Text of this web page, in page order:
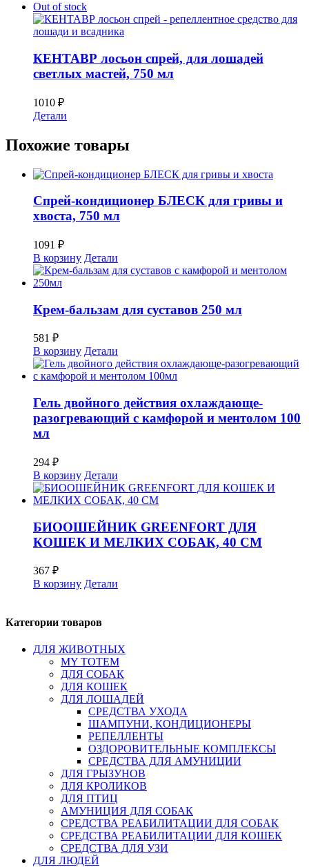
Out of stock
КЕНТАВР лосьон спрей, для лошадей
светлых мастей, 750 мл
1010 ₽
Детали
Похожие товары
Спрей-кондиционер БЛЕСК для гривы и
хвоста, 750 мл
1091 ₽
В корзину Детали
Крем-бальзам для суставов 250 мл
581 ₽
В корзину Детали
Гель двойного действия охлаждающе-
разогревающий с камфорой и ментолом 100
мл
294 ₽
В корзину Детали
БИООШЕЙНИК GREENFORT ДЛЯ
КОШЕК И МЕЛКИХ СОБАК, 40 СМ
367 ₽
В корзину Детали
Категории товаров
ДЛЯ ЖИВОТНЫХ
MY TOTEM
ДЛЯ СОБАК
ДЛЯ КОШЕК
ДЛЯ ЛОШАДЕЙ
СРЕДСТВА УХОДА
ШАМПУНИ, КОНДИЦИОНЕРЫ
РЕПЕЛЛЕНТЫ
ОЗДОРОВИТЕЛЬНЫЕ КОМПЛЕКСЫ
СРЕДСТВА ДЛЯ АМУНИЦИИ
ДЛЯ ГРЫЗУНОВ
ДЛЯ КРОЛИКОВ
ДЛЯ ПТИЦ
АМУНИЦИЯ ДЛЯ СОБАК
СРЕДСТВА РЕАБИЛИТАЦИИ ДЛЯ СОБАК
СРЕДСТВА РЕАБИЛИТАЦИИ ДЛЯ КОШЕК
СРЕДСТВА ДЛЯ УЗИ
ДЛЯ ЛЮДЕЙ